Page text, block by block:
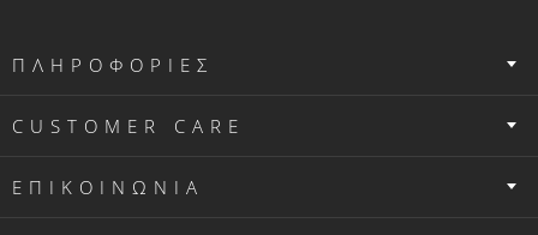
ΠΛΗΡΟΦΟΡΙΕΣ
CUSTOMER CARE
ΕΠΙΚΟΙΝΩΝΙΑ